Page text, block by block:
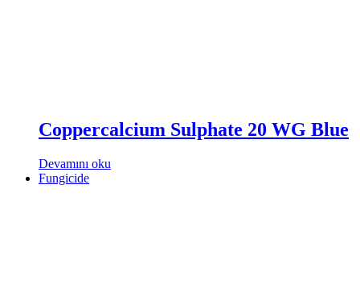
Coppercalcium Sulphate 20 WG Blue
Devamını oku
Fungicide